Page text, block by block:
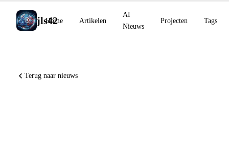
jls42
Home Artikelen
AI
Nieuws
Projecten Tags
Terug naar nieuws